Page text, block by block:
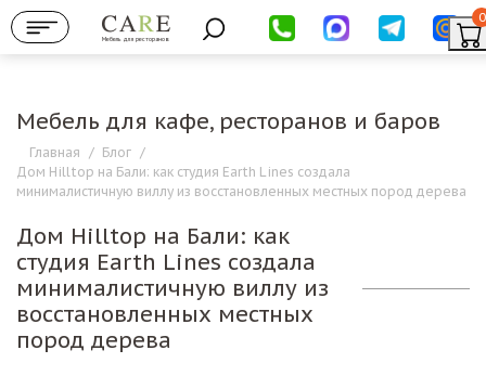
Мебель для ресторанов
0
Мебель для кафе, ресторанов и баров
Главная / Блог /
Дом Hilltop на Бали: как студия Earth Lines создала
минималистичную виллу из восстановленных местных пород дерева
Дом Hilltop на Бали: как
студия Earth Lines создала
минималистичную виллу из
восстановленных местных
пород дерева